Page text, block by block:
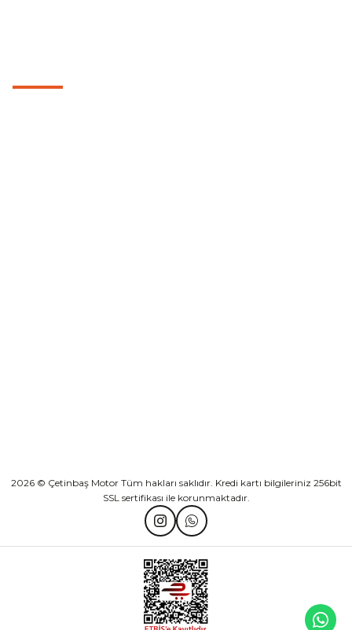
2026 © Çetinbaş Motor Tüm hakları saklıdır. Kredi kartı bilgileriniz 256bit
SSL sertifikası ile korunmaktadır.